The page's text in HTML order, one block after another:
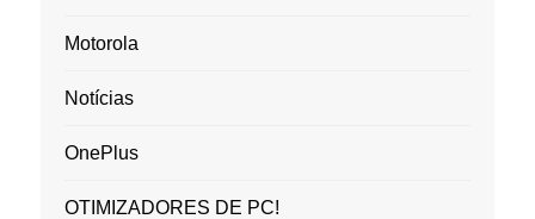
Motorola
Notícias
OnePlus
OTIMIZADORES DE PC!